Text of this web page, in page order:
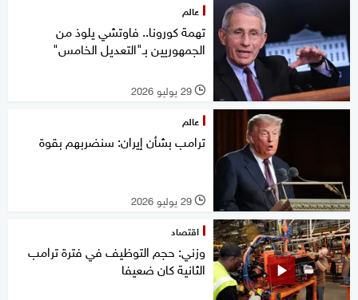
عالم
تهمة كورونا.. فاوتشي يلوذ من
الجمهوريين بـ"التعديل الخامس"
l 29 يوليو 2026
عالم
ترامب بشأن إيران: سنضربهم بقوة
l 29 يوليو 2026
اقتصاد
وزني: حجم التوظيف في فترة ترامب
الثانية كان ضعيفا